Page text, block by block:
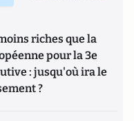
riches que la
pour la 3e
: jusqu'où ira le
?